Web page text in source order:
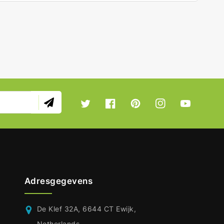
Twitter FacebookPinterestInstagramYouTube
Adresgegevens
De Klef 32A, 6644 CT Ewijk,